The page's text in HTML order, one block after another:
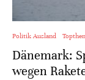
Politik Ausland
Dänemark:
wegen